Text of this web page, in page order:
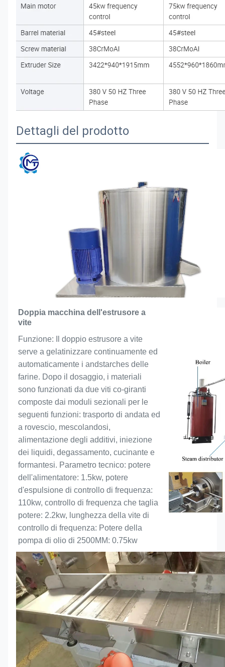
Dettagli del prodotto
Doppia macchina dell'estrusore a
vite
Funzione: Il doppio estrusore a vite
serve a gelatinizzare continuamente ed
automaticamente i andstarches delle
farine. Dopo il dosaggio, i materiali
sono funzionati da due viti co-giranti
composte dai moduli sezionali per le
seguenti funzioni: trasporto di andata ed
a rovescio, mescolandosi,
alimentazione degli additivi, iniezione
dei liquidi, degassamento, cucinante e
formantesi. Parametro tecnico: potere
dell'alimentatore: 1.5kw, potere
d'espulsione di controllo di frequenza:
110kw, controllo di frequenza che taglia
potere: 2.2kw, lunghezza della vite di
controllo di frequenza: Potere della
pompa di olio di 2500MM: 0.75kw